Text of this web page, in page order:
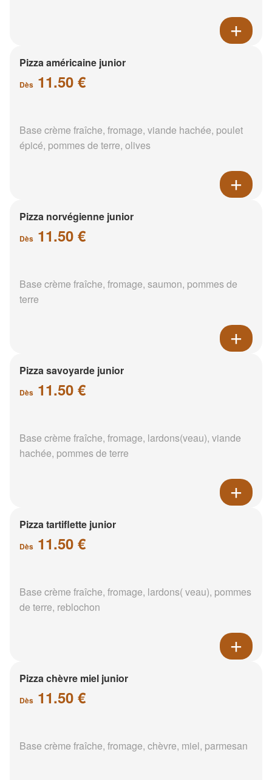
Pizza américaine junior
Dès 11.50 €
Base crème fraîche, fromage, viande hachée, poulet
épicé, pommes de terre, olives
Pizza norvégienne junior
Dès 11.50 €
Base crème fraîche, fromage, saumon, pommes de
terre
Pizza savoyarde junior
Dès 11.50 €
Base crème fraîche, fromage, lardons(veau), viande
hachée, pommes de terre
Pizza tartiflette junior
Dès 11.50 €
Base crème fraîche, fromage, lardons( veau), pommes
de terre, reblochon
Pizza chèvre miel junior
Dès 11.50 €
Base crème fraîche, fromage, chèvre, miel, parmesan